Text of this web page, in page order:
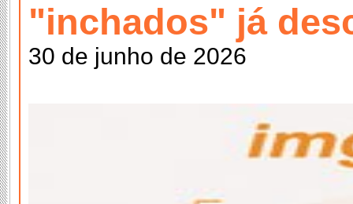
"inchados" já
30 de junho de 2026